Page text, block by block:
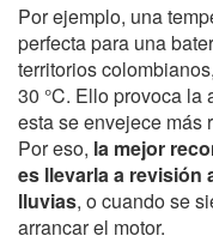
Por ejemplo, una
perfecta para una
territorios
30 °C. Ello provoca la
esta se envejece más
Por eso, la mejor
es llevarla a revisión
lluvias, o cuando se
arrancar el motor.